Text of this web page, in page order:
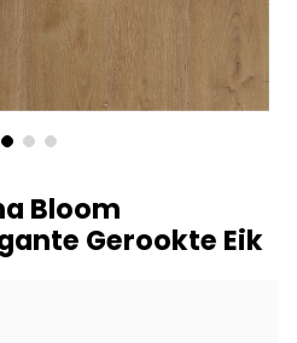
Bloom
Gerookte Eik